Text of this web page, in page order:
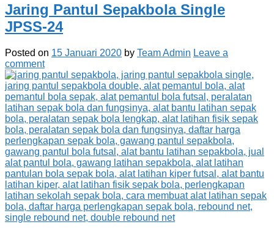
Jaring Pantul Sepakbola Single
JPSS-24
Posted on 15 Januari 2020 by Team Admin Leave a
comment